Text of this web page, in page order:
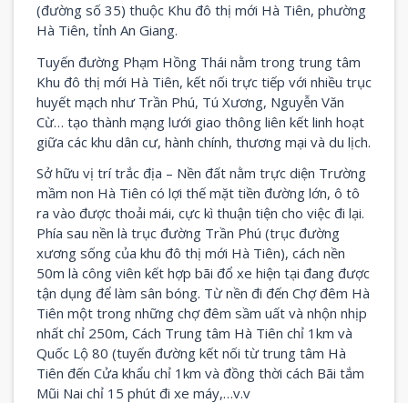
(đường số 35) thuộc Khu đô thị mới Hà Tiên, phường
Hà Tiên, tỉnh An Giang.
Tuyến đường Phạm Hồng Thái nằm trong trung tâm
Khu đô thị mới Hà Tiên, kết nối trực tiếp với nhiều trục
huyết mạch như Trần Phú, Tú Xương, Nguyễn Văn
Cừ… tạo thành mạng lưới giao thông liên kết linh hoạt
giữa các khu dân cư, hành chính, thương mại và du lịch.
Sở hữu vị trí trắc địa – Nền đất nằm trực diện Trường
mầm non Hà Tiên có lợi thế mặt tiền đường lớn, ô tô
ra vào được thoải mái, cực kì thuận tiện cho việc đi lại.
Phía sau nền là trục đường Trần Phú (trục đường
xương sống của khu đô thị mới Hà Tiên), cách nền
50m là công viên kết hợp bãi đổ xe hiện tại đang được
tận dụng để làm sân bóng. Từ nền đi đến Chợ đêm Hà
Tiên một trong những chợ đêm sầm uất và nhộn nhịp
nhất chỉ 250m, Cách Trung tâm Hà Tiên chỉ 1km và
Quốc Lộ 80 (tuyến đường kết nối từ trung tâm Hà
Tiên đến Cửa khẩu chỉ 1km và đồng thời cách Bãi tắm
Mũi Nai chỉ 15 phút đi xe máy,…v.v